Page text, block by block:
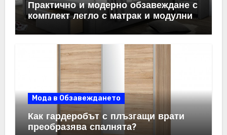
Практично и модерно обзавеждане с
комплект легло с матрак и модулни
Мода в Обзавеждането
Как гардеробът с плъзгащи врати
преобразява спалнята?